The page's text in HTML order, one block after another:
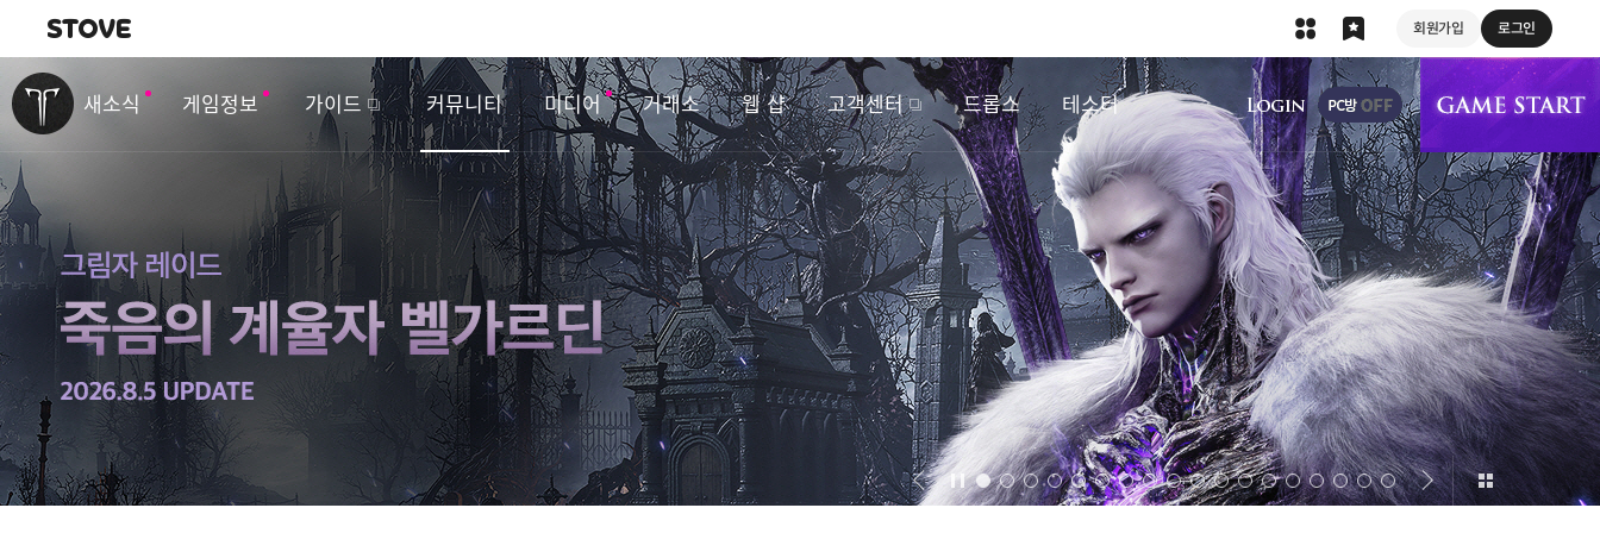
회원가입 로그인
내비게이션
새소식 게임정보 가이드 커뮤니티 미디어 거래소 웹 샵 고객센터 드롭스 테스터
상단 메뉴
벤
트
&
업
데
이
트